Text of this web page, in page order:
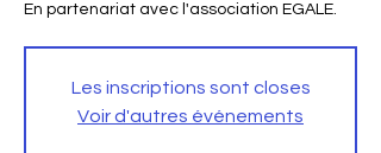
En partenariat avec l'association EGALE.
Les inscriptions sont closes
Voir d'autres événements